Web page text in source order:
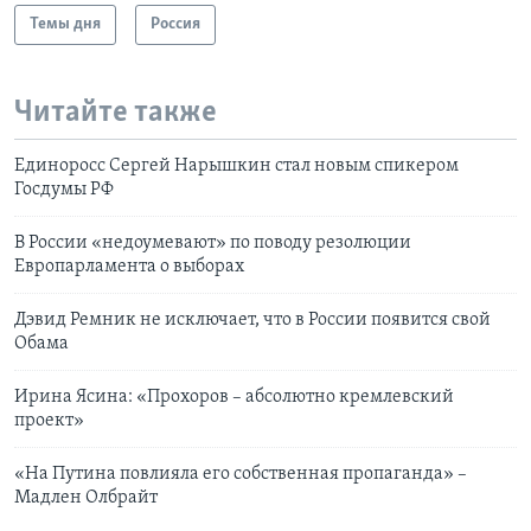
Learning English
СОЦИАЛЬНЫЕ СЕТИ
Темы дня Россия
Читайте также
Единоросс Сергей Нарышкин стал новым спикером
Госдумы РФ
В России «недоумевают» по поводу резолюции
Европарламента о выборах
Дэвид Ремник не исключает, что в России появится свой
Обама
Ирина Ясина: «Прохоров – абсолютно кремлевский
проект»
«На Путина повлияла его собственная пропаганда» –
Мадлен Олбрайт